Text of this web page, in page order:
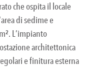
che ospita il locale
di sedime e
L’impianto
architettonica
e finitura esterna